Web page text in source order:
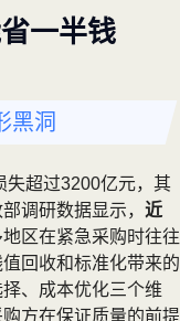
一半钱
黑洞
失超过3200亿元，其
调研数据显示， 近
区在紧急采购时往往
回收和标准化带来的
、成本优化三个维
方在保证质量的前提